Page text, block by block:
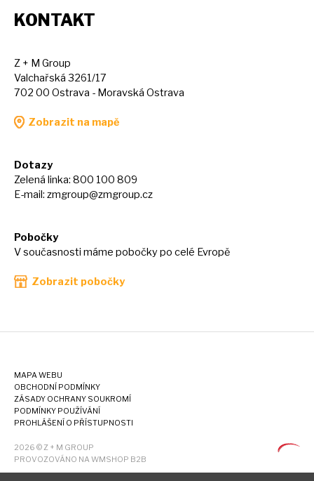
KONTAKT
Z + M Group
Valchařská 3261/17
702 00 Ostrava - Moravská Ostrava
Zobrazit na mapě
Dotazy
Zelená linka: 800 100 809
E-mail: zmgroup@zmgroup.cz
Pobočky
V současnosti máme pobočky po celé Evropě
Zobrazit pobočky
MAPA WEBU
OBCHODNÍ PODMÍNKY
ZÁSADY OCHRANY SOUKROMÍ
PODMÍNKY POUŽÍVÁNÍ
PROHLÁŠENÍ O PŘÍSTUPNOSTI
2026 © Z + M GROUP
PROVOZOVÁNO NA WMSHOP B2B